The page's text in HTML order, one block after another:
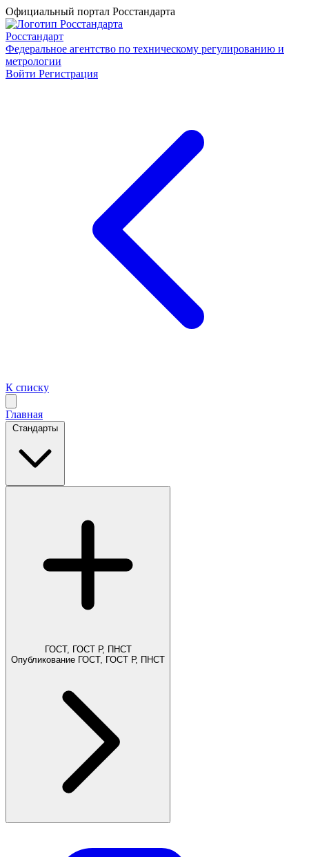
Официальный портал Росстандарта
Росстандарт
Федеральное агентство по техническому регулированию и
метрологии
Войти Регистрация
К списку
Главная
Стандарты
ГОСТ, ГОСТ Р, ПНСТ
Опубликование ГОСТ, ГОСТ Р, ПНСТ